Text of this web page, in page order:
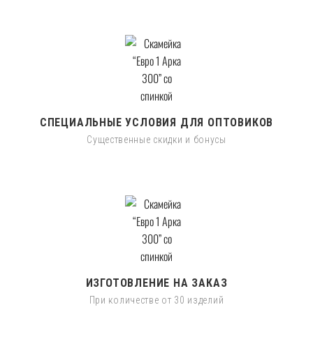
СПЕЦИАЛЬНЫЕ УСЛОВИЯ ДЛЯ ОПТОВИКОВ
Существенные скидки и бонусы
ИЗГОТОВЛЕНИЕ НА ЗАКАЗ
При количестве от 30 изделий